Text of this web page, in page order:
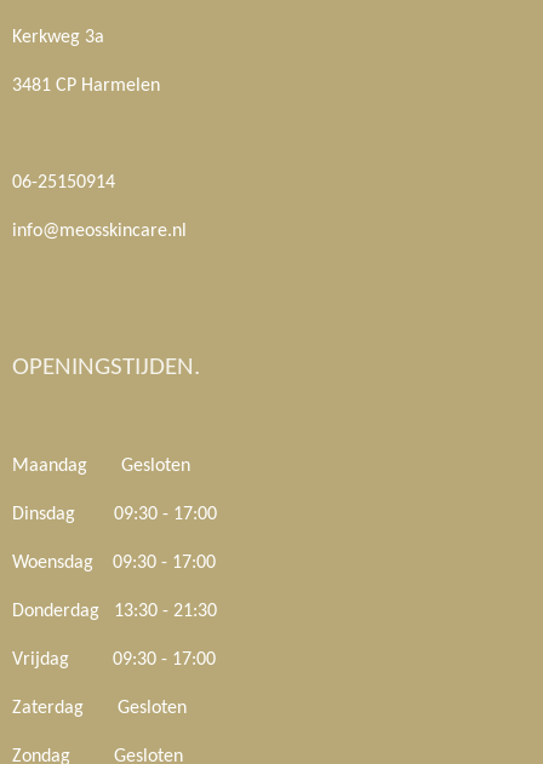
Kerkweg 3a
3481 CP Harmelen
06-25150914
info@meosskincare.nl
OPENINGSTIJDEN.
Maandag Gesloten
Dinsdag 09:30 - 17:00
Woensdag 09:30 - 17:00
Donderdag 13:30 - 21:30
Vrijdag 09:30 - 17:00
Zaterdag Gesloten
Zondag Gesloten